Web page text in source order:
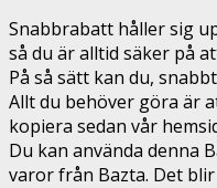
Snabbrabatt håller sig
så du är alltid säker på
På så sätt kan du,
Allt du behöver göra är
kopiera sedan vår
Du kan använda denna
varor från Bazta. Det